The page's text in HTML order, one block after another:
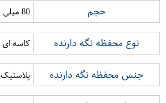
حجم 80 میلی لیتر
نوع محفظه نگه دارنده کاسه ای
جنس محفظه نگه دارنده پلاستیک